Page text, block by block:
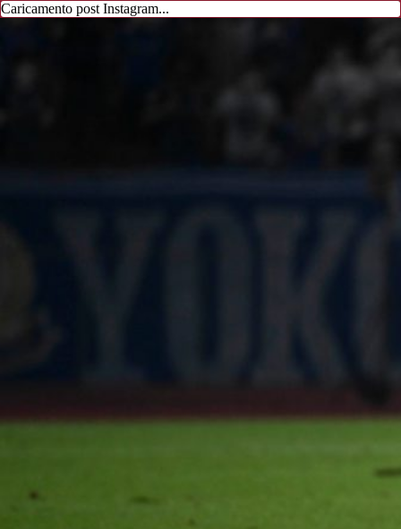
Caricamento post Instagram...